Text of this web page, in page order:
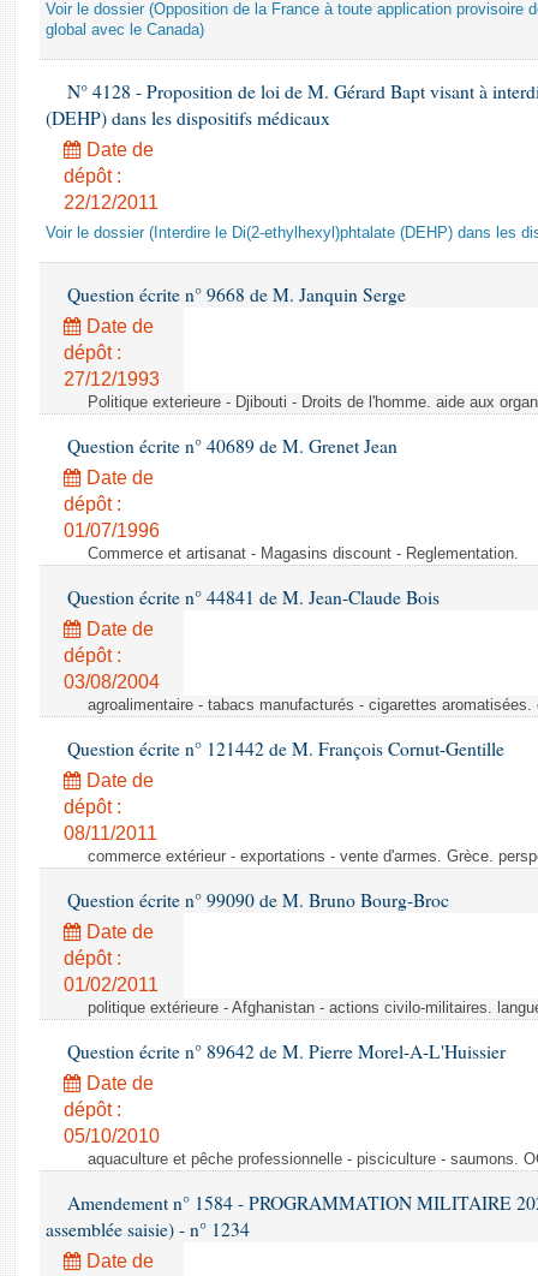
Comptes rendus des débats
Voir le dossier (Opposition de la France à toute application provisoire
global avec le Canada)
N° 4128 - Proposition de loi de M. Gérard Bapt visant à
(DEHP) dans les dispositifs médicaux
Date de
dépôt :
22/12/2011
Voir le dossier (Interdire le Di(2-ethylhexyl)phtalate (DEHP) dans les
Question écrite n° 9668 de M. Janquin Serge
Date de
dépôt :
27/12/1993
Politique exterieure - Djibouti - Droits de l'homme. aide aux
Question écrite n° 40689 de M. Grenet Jean
Date de
dépôt :
01/07/1996
Commerce et artisanat - Magasins discount - Reglementation.
Question écrite n° 44841 de M. Jean-Claude Bois
Date de
dépôt :
03/08/2004
agroalimentaire - tabacs manufacturés - cigarettes
Question écrite n° 121442 de M. François Cornut-Gentille
Date de
dépôt :
08/11/2011
commerce extérieur - exportations - vente d'armes. Grèce.
Question écrite n° 99090 de M. Bruno Bourg-Broc
Date de
dépôt :
01/02/2011
politique extérieure - Afghanistan - actions civilo-militaires.
Question écrite n° 89642 de M. Pierre Morel-A-L'Huissier
Date de
dépôt :
05/10/2010
aquaculture et pêche professionnelle - pisciculture - saumons.
Amendement n° 1584 - PROGRAMMATION MILITAIRE
assemblée saisie) - n° 1234
Date de